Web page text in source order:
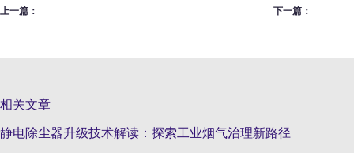
上一篇： 下一篇：
相关文章
静电除尘器升级技术解读：探索工业烟气治理新路径